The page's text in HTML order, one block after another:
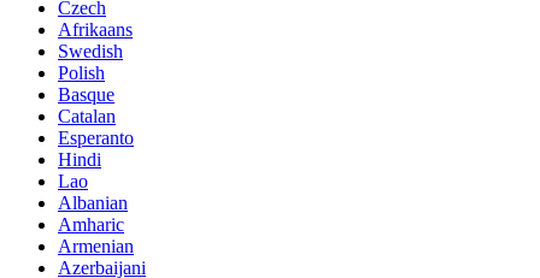
Czech
Afrikaans
Swedish
Polish
Basque
Catalan
Esperanto
Hindi
Lao
Albanian
Amharic
Armenian
Azerbaijani